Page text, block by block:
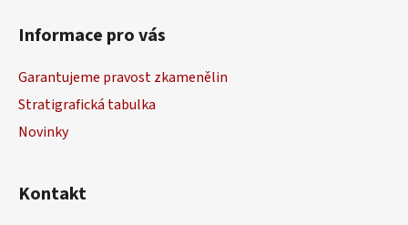
Informace pro vás
Garantujeme pravost zkamenělin
Stratigrafická tabulka
Novinky
Kontakt